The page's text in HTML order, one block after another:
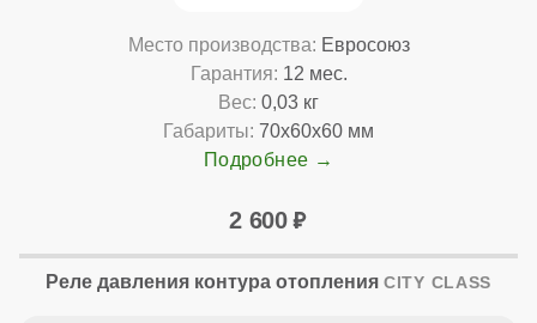
Место производства: Евросоюз
Гарантия: 12 мес.
Вес: 0,03 кг
Габариты: 70x60x60 мм
Подробнее
2 600
Реле давления контура отопления CITY CLASS